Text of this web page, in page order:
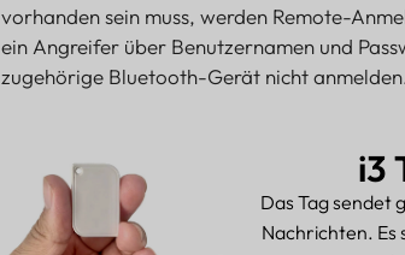
vorhanden sein muss, werden Remote-
ein Angreifer über Benutzernamen und
zugehörige Bluetooth-Gerät nicht
i3
Das Tag sendet
Nachrichten.